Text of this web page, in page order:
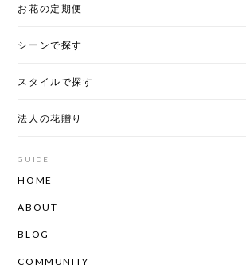
お花の定期便
シーンで探す
スタイルで探す
法人の花贈り
GUIDE
HOME
ABOUT
BLOG
COMMUNITY